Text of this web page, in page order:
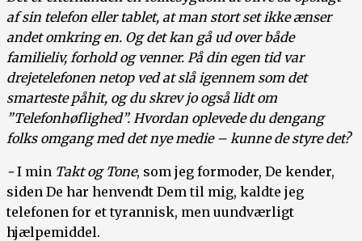
af sin telefon eller tablet, at man stort set ikke ænser
andet omkring en. Og det kan gå ud over både
familieliv, forhold og venner. På din egen tid var
drejetelefonen netop ved at slå igennem som det
smarteste påhit, og du skrev jo også lidt om
”Telefonhøflighed”. Hvordan oplevede du dengang
folks omgang med det nye medie – kunne de styre det?
-I min Takt og Tone, som jeg formoder, De kender,
siden De har henvendt Dem til mig, kaldte jeg
telefonen for et tyrannisk, men uundværligt
hjælpemiddel.